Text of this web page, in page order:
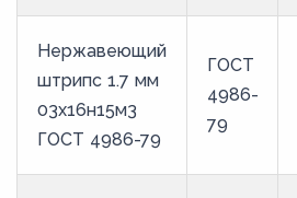
Нержавеющий
штрипс 1.7 мм
03х16н15м3
ГОСТ 4986-79
ГОСТ
4986-
79